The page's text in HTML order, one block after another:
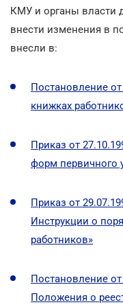
КМУ и органы власти
внести изменения в
внесли в:
Постановление
книжках
Приказ от
форм первичного
Приказ от
Инструкции о
работников»
Постановление
Положения о